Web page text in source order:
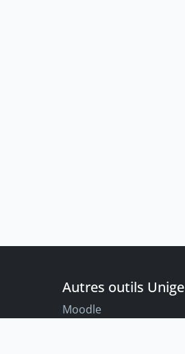
Autres outils Unige
Moodle